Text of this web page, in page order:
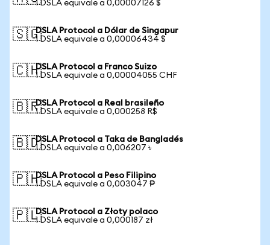
1 DSLA equivale a 0,00007126 $
🇸🇬DSLA Protocol a Dólar de Singapur
1 DSLA equivale a 0,00006434 $
🇨🇭DSLA Protocol a Franco Suizo
1 DSLA equivale a 0,00004055 CHF
🇧🇷DSLA Protocol a Real brasileño
1 DSLA equivale a 0,000258 R$
🇧🇩DSLA Protocol a Taka de Bangladés
1 DSLA equivale a 0,006207 ৳
🇵🇭DSLA Protocol a Peso Filipino
1 DSLA equivale a 0,003047 ₱
🇵🇱DSLA Protocol a Złoty polaco
1 DSLA equivale a 0,000187 zł